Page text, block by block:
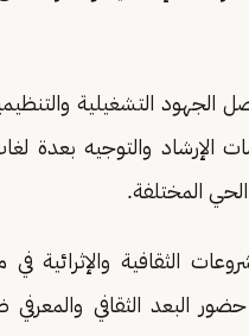
الجهود التشغيلية
الإرشاد والتوجيه بعدة
المختلفة.
الثقافية والإثرائية في
حضور البعد الثقافي